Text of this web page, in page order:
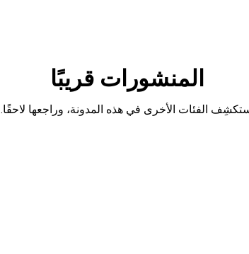
المنشورات قريبًا
الفئات الأخرى في هذه المدونة، وراجعها لاحقًا.